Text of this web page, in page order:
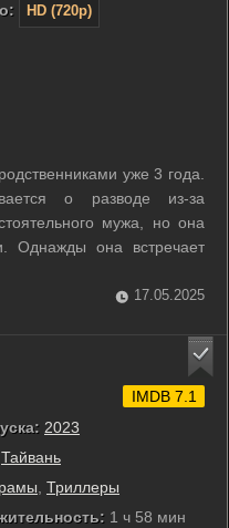
HD (720p)
уже 3 года.
о разводе из-за
мужа, но она
Однажды она встречает
...
17.05.2025
2023
Тайвань
Триллеры
1 ч 58 мин
IMDB 7.1